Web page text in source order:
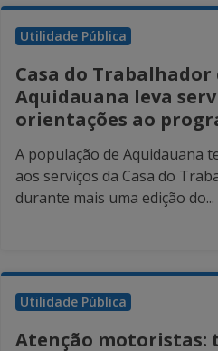
Utilidade Pública
Casa do Trabalhador
Aquidauana leva
orientações ao
A população de Aquidauana
aos serviços da Casa do
durante mais uma edição do...
Utilidade Pública
Atenção motoristas: